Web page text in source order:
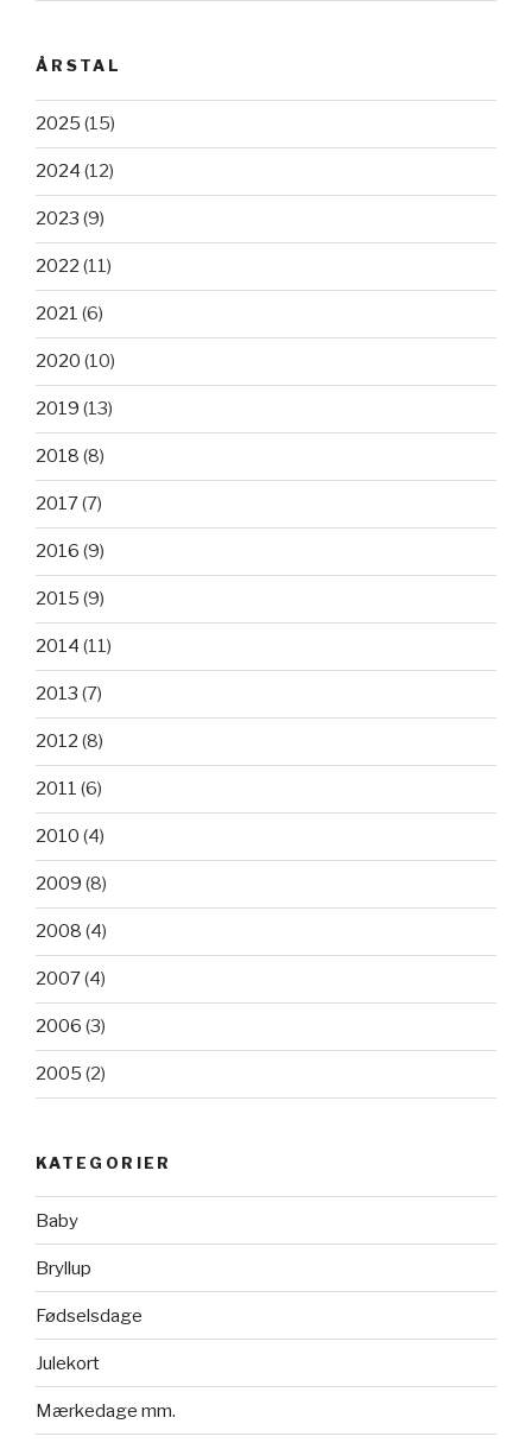
ÅRSTAL
2025 (15)
2024 (12)
2023 (9)
2022 (11)
2021 (6)
2020 (10)
2019 (13)
2018 (8)
2017(7)
2016 (9)
2015 (9)
2014 (11)
2013 (7)
2012 (8)
2011 (6)
2010 (4)
2009 (8)
2008 (4)
2007(4)
2006 (3)
2005 (2)
KATEGORIER
Baby
Bryllup
Fødselsdage
Julekort
Mærkedage mm.